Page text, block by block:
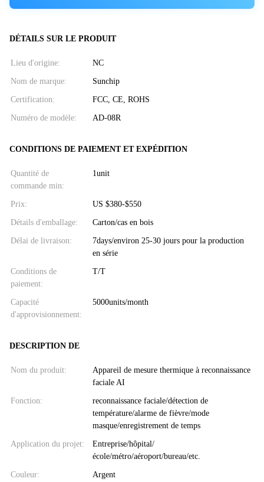
DÉTAILS SUR LE PRODUIT
Lieu d'origine: NC
Nom de marque: Sunchip
Certification: FCC, CE, ROHS
Numéro de modèle: AD-08R
CONDITIONS DE PAIEMENT ET EXPÉDITION
Quantité de
commande min:
1unit
Prix: US $380-$550
Détails d'emballage: Carton/cas en bois
Délai de livraison:
7days/environ 25-30 jours pour la production
en série
Conditions de
paiement:
T/T
Capacité
d'approvisionnement:
5000units/month
DESCRIPTION DE
Nom du produit:
Appareil de mesure thermique à reconnaissance
faciale AI
Fonction:
reconnaissance faciale/détection de
température/alarme de fièvre/mode
masque/enregistrement de temps
Application du projet:
Entreprise/hôpital/
école/métro/aéroport/bureau/etc.
Couleur: Argent